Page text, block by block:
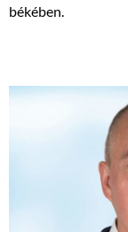
békében.